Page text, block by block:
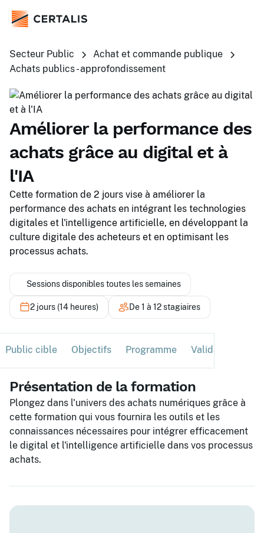
Secteur Public
Achat et commande publique
Achats publics - approfondissement
Améliorer la performance des
achats grâce au digital et à
l'IA
Cette formation de 2 jours vise à améliorer la
performance des achats en intégrant les technologies
digitales et l'intelligence artificielle, en développant la
culture digitale des acheteurs et en optimisant les
processus achats.
Sessions disponibles toutes les semaines
2 jours (14 heures) De 1 à 12 stagiaires
Public cible Objectifs Programme Validation
Présentation de la formation
Plongez dans l'univers des achats numériques grâce à
cette formation qui vous fournira les outils et les
connaissances nécessaires pour intégrer efficacement
le digital et l'intelligence artificielle dans vos processus
achats.